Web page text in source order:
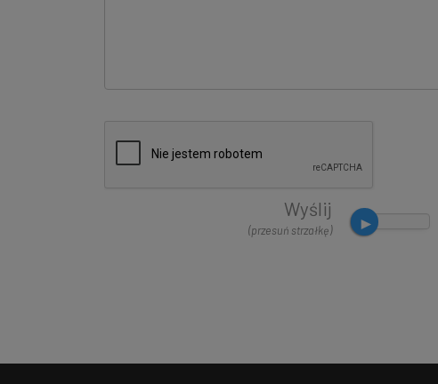
Wyślij
(przesuń strzałkę)